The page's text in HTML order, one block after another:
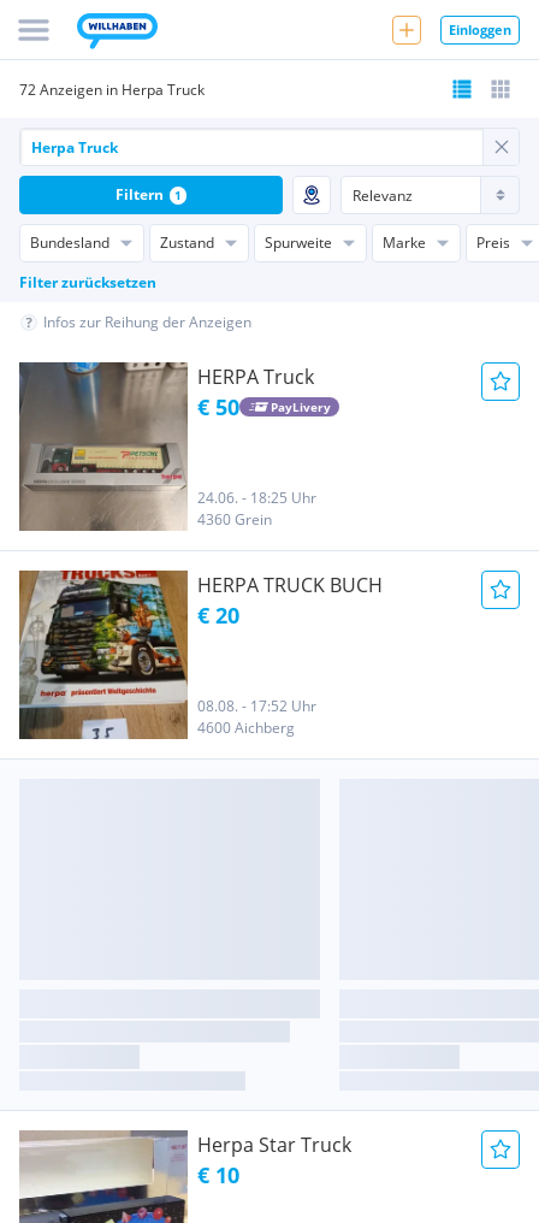
Einloggen
72 Anzeigen in Herpa Truck
Bundesland Zustand Spurweite Marke
Preis
Filter zurücksetzen
Filtern 1
Infos zur Reihung der Anzeigen
HERPA Truck
€ 50 PayLivery
24.06. - 18:25 Uhr
4360 Grein
HERPA TRUCK BUCH
€ 20
08.08. - 17:52 Uhr
4600 Aichberg
Herpa Star Truck
€ 10